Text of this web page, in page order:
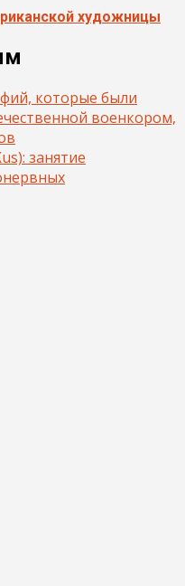
художницы
которые были
военкором,
занятие